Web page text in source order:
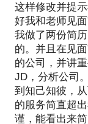
这样修改并提
好我和老师见
我做了两份简
的。并且在见
的公司，并讲
JD，分析公司
到知己知彼，
的服务简直超
谨，能看出来